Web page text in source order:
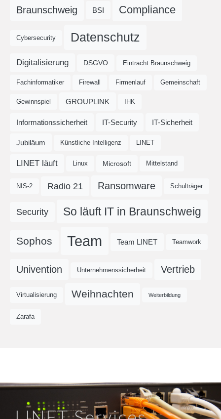
Braunschweig BSI Compliance
Cybersecurity Datenschutz
Digitalisierung DSGVO Eintracht Braunschweig
Fachinformatiker Firewall Firmenlauf Gemeinschaft
Gewinnspiel GROUPLINK IHK
Informationssicherheit IT-Security IT-Sicherheit
Jubiläum Künstliche Intelligenz LINET
LINET läuft Linux Microsoft Mittelstand
NIS-2 Radio 21 Ransomware Schulträger
Security So läuft IT in Braunschweig
Sophos Team Team LINET Teamwork
Univention Unternehmenssicherheit Vertrieb
Virtualisierung Weihnachten Weiterbildung
Zarafa